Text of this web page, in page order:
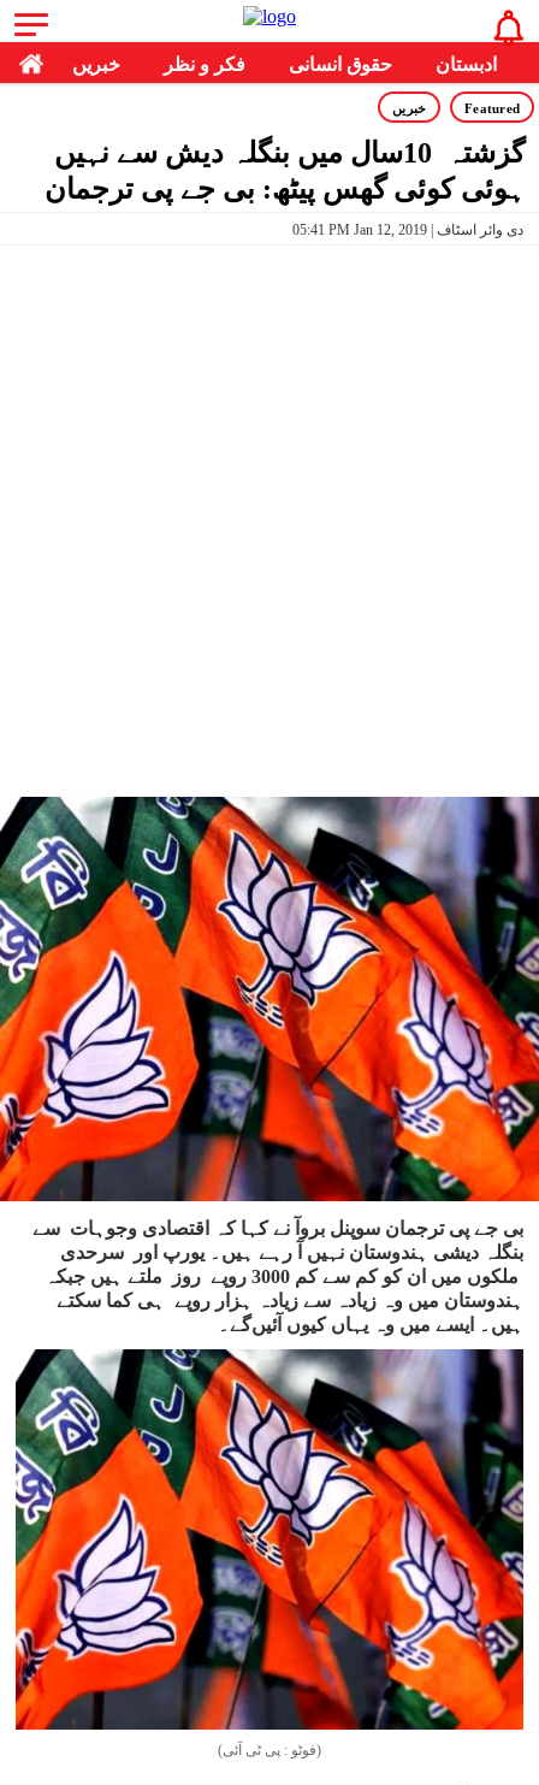
خبریں فکر و نظر حقوق انسانی ادبستان
Featured خبریں
گزشتہ 10سال میں بنگلہ دیش سے نہیں
ہوئی کوئی گھس پیٹھ: بی جے پی ترجمان
05:41 PM Jan 12, 2019 | دی وائر اسٹاف
بی جے پی ترجمان سوپنل بروآ نے کہا کہ اقتصادی وجوہات سے
بنگلہ دیشی ہندوستان نہیں آ رہے ہیں۔ یورپ اور سرحدی
ملکوں میں ان کو کم سے کم 3000 روپے روز ملتے ہیں جبکہ
ہندوستان میں وہ زیادہ سے زیادہ ہزار روپے ہی کما سکتے
ہیں۔ ایسے میں وہ یہاں کیوں آئیں‌گے۔
(فوٹو : پی ٹی آئی)